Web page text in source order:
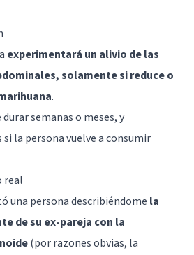
experimentará un alivio de las
solamente si reduce o
.
semanas o meses, y
la persona vuelve a consumir
real
una persona describiéndome la
de su ex-pareja con la
(por razones obvias, la